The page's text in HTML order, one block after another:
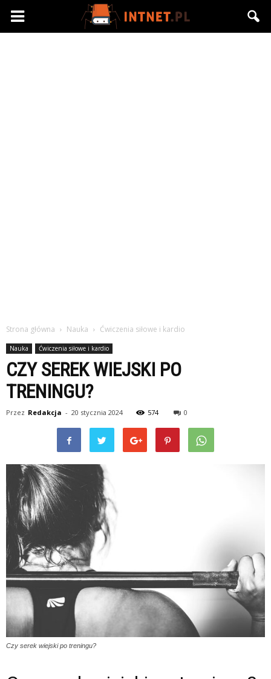
Intnet.pl
Strona główna Nauka Ćwiczenia siłowe i kardio
Nauka Ćwiczenia siłowe i kardio
CZY SEREK WIEJSKI PO
TRENINGU?
Przez Redakcja - 20 stycznia 2024 574 0
Czy serek wiejski po treningu?